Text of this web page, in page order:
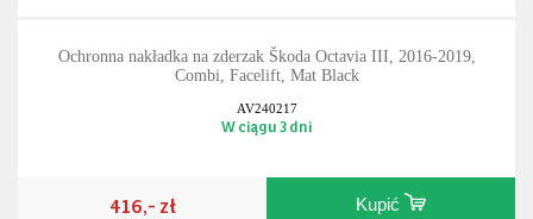
Ochronna nakładka na zderzak Škoda Octavia III, 2016-2019,
Combi, Facelift, Mat Black
AV240217
W ciągu 3 dni
416,- zł Kupić